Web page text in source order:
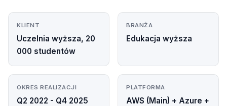
KLIENT
Uczelnia wyższa, 20
000 studentów
BRANŻA
Edukacja wyższa
OKRES REALIZACJI
Q2 2022 - Q4 2025
PLATFORMA
AWS (Main) + Azure +